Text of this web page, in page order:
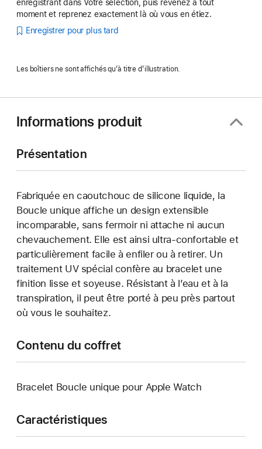
enregistrant dans Votre sélection, puis revenez à tout
moment et reprenez exactement là où vous en étiez.
Enregistrer pour plus tard
Les boîtiers ne sont affichés qu’à titre d’illustration.
Informations produit
Présentation
Fabriquée en caoutchouc de silicone liquide, la
Boucle unique affiche un design extensible
incomparable, sans fermoir ni attache ni aucun
chevauchement. Elle est ainsi ultra-confortable et
particulièrement facile à enfiler ou à retirer. Un
traitement UV spécial confère au bracelet une
finition lisse et soyeuse. Résistant à l’eau et à la
transpiration, il peut être porté à peu près partout
où vous le souhaitez.
Contenu du coffret
Bracelet Boucle unique pour Apple Watch
Caractéristiques